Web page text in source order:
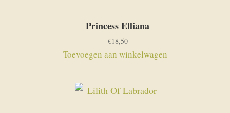
Princess Elliana
€18,50
Toevoegen aan winkelwagen